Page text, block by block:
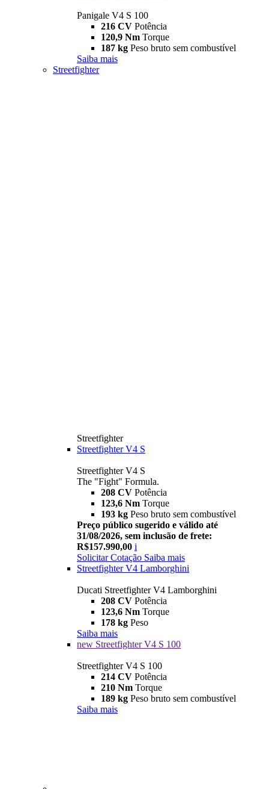
Panigale V4 S 100
216 CV Potência
120,9 Nm Torque
187 kg Peso bruto sem combustível
Saiba mais
Streetfighter
Streetfighter
Streetfighter V4 S
Streetfighter V4 S
The "Fight" Formula.
208 CV Potência
123,6 Nm Torque
193 kg Peso bruto sem combustível
Preço público sugerido e válido até
31/08/2026, sem inclusão de frete:
R$157.990,00 i
Solicitar Cotação Saiba mais
Streetfighter V4 Lamborghini
Ducati Streetfighter V4 Lamborghini
208 CV Potência
123,6 Nm Torque
178 kg Peso
Saiba mais
new Streetfighter V4 S 100
Streetfighter V4 S 100
214 CV Potência
210 Nm Torque
189 kg Peso bruto sem combustível
Saiba mais